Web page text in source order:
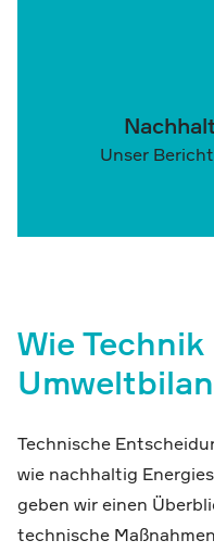
Unser
Wie
Technische
wie nachhaltig
geben wir einen
technische